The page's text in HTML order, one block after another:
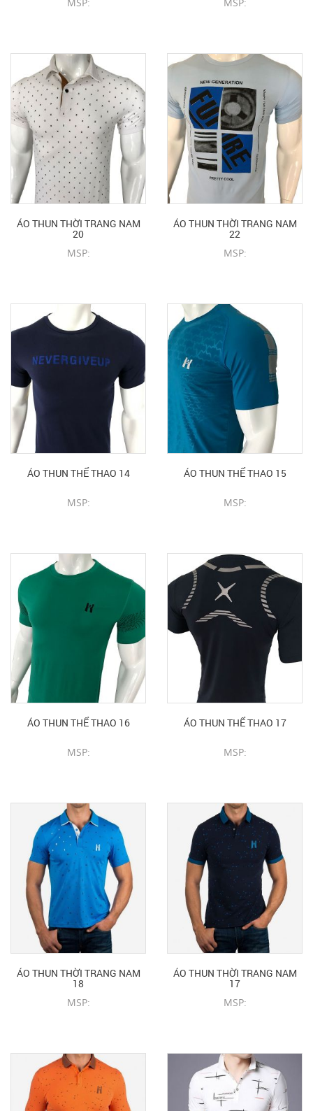
MSP: MSP:
ÁO THUN THỜI TRANG NAM
20
MSP:
ÁO THUN THỜI TRANG NAM
22
MSP:
ÁO THUN THỂ THAO 14
MSP:
ÁO THUN THỂ THAO 15
MSP:
ÁO THUN THỂ THAO 16
MSP:
ÁO THUN THỂ THAO 17
MSP:
ÁO THUN THỜI TRANG NAM
18
MSP:
ÁO THUN THỜI TRANG NAM
17
MSP: